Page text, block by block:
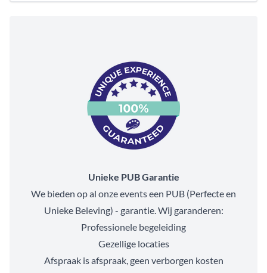
Unieke PUB Garantie
We bieden op al onze events een PUB (Perfecte en
Unieke Beleving) - garantie. Wij garanderen:
Professionele begeleiding
Gezellige locaties
Afspraak is afspraak, geen verborgen kosten